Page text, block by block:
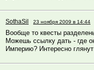
SothaSil 23 ноября 2009 в 14:44
Вообще то квесты
Можешь ссылку дать - где
Империю? Интересно